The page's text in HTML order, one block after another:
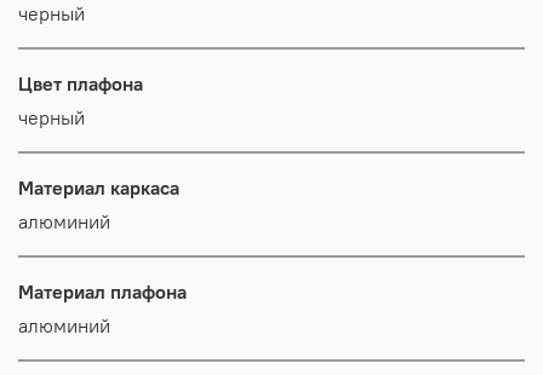
черный
Цвет плафона
черный
Материал каркаса
алюминий
Материал плафона
алюминий